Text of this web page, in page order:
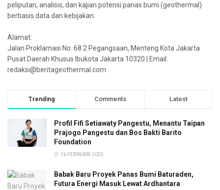
peliputan, analisis, dan kajian potensi panas bumi (geothermal)
berbasis data dan kebijakan.
Alamat:
Jalan Proklamasi No. 68 2 Pegangsaan, Menteng Kota Jakarta
Pusat Daerah Khusus Ibukota Jakarta 10320 | Email:
redaksi@beritageothermal.com
Trending Comments Latest
Profil Fifi Setiawaty Pangestu, Menantu Taipan
Prajogo Pangestu dan Bos Bakti Barito
Foundation
16 FEBRUARI 2025
Babak Baru Proyek Panas Bumi Baturaden,
Futura Energi Masuk Lewat Ardhantara